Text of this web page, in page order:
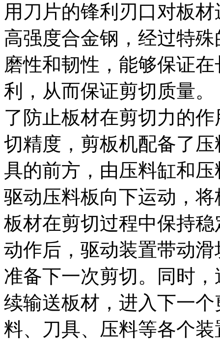
用刀片的锋利刃口对板
高强度合金钢，经过特
磨性和韧性，能够保证
利，从而保证剪切质量
了防止板材在剪切力的
切精度，剪板机配备了
具的前方，由压料缸和
驱动压料板向下运动，
板材在剪切过程中保持
动作后，驱动装置带动
准备下一次剪切。同时
续输送板材，进入下一
料、刀具、压料等各个